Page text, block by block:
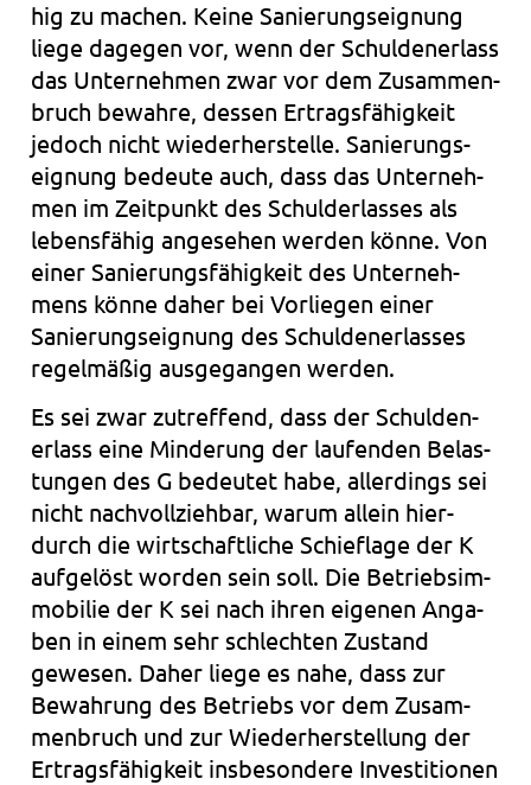
hig zu machen. Keine Sanie­rungs­eig­nung
liege dage­gen vor, wenn der Schul­den­er­lass
das Unter­neh­men zwar vor dem Zusam­men­
bruch bewah­re, des­sen Ertrags­fä­hig­keit
jedoch nicht wie­der­her­stel­le. Sanie­rungs­
eig­nung bedeu­te auch, dass das Unter­neh­
men im Zeit­punkt des Schuld­er­las­ses als
lebens­fä­hig ange­se­hen wer­den könne. Von
einer Sanie­rungs­fä­hig­keit des Unter­neh­
mens könne daher bei Vor­lie­gen einer
Sanie­rungs­eig­nung des Schul­den­er­las­ses
regel­mä­ßig aus­ge­gan­gen wer­den.
Es sei zwar zutref­fend, dass der Schul­den­
er­lass eine Min­de­rung der lau­fen­den Belas­
tun­gen des G bedeu­tet habe, aller­dings sei
nicht nach­voll­zieh­bar, warum allein hier­
durch die wirt­schaft­li­che Schief­la­ge der K
auf­ge­löst wor­den sein soll. Die Betriebs­im­
mo­bi­lie der K sei nach ihren eige­nen Anga­
ben in einem sehr schlech­ten Zustand
gewe­sen. Daher liege es nahe, dass zur
Bewah­rung des Betriebs vor dem Zusam­
men­bruch und zur Wie­der­her­stel­lung der
Ertrags­fä­hig­keit ins­be­son­de­re Inves­ti­tio­nen